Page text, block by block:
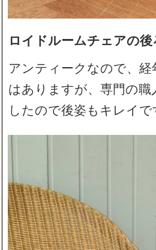
ロイドルームチェアの
アンティークなので、
はありますが、専門の
したので後姿もキレイで